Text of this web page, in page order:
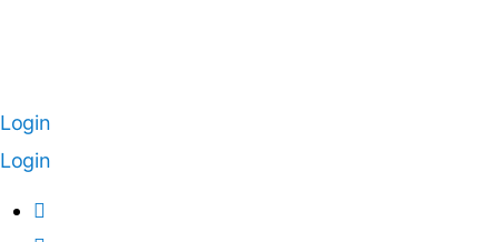
Login
Login